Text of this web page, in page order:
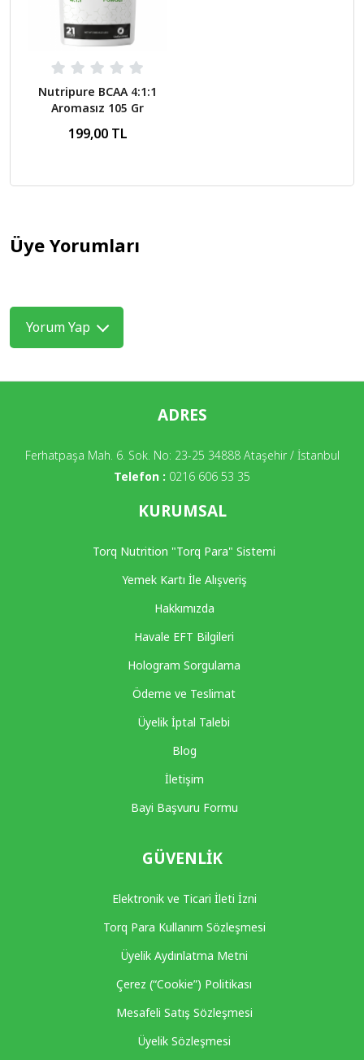
Nutripure BCAA 4:1:1
Aromasız 105 Gr
199,00 TL
Üye Yorumları
Yorum Yap
ADRES
Ferhatpaşa Mah. 6. Sok. No: 23-25 34888 Ataşehir / İstanbul
Telefon : 0216 606 53 35
KURUMSAL
Torq Nutrition "Torq Para" Sistemi
Yemek Kartı İle Alışveriş
Hakkımızda
Havale EFT Bilgileri
Hologram Sorgulama
Ödeme ve Teslimat
Üyelik İptal Talebi
Blog
İletişim
Bayi Başvuru Formu
GÜVENLIK
Elektronik ve Ticari İleti İzni
Torq Para Kullanım Sözleşmesi
Üyelik Aydınlatma Metni
Çerez (“Cookie”) Politikası
Mesafeli Satış Sözleşmesi
Üyelik Sözleşmesi